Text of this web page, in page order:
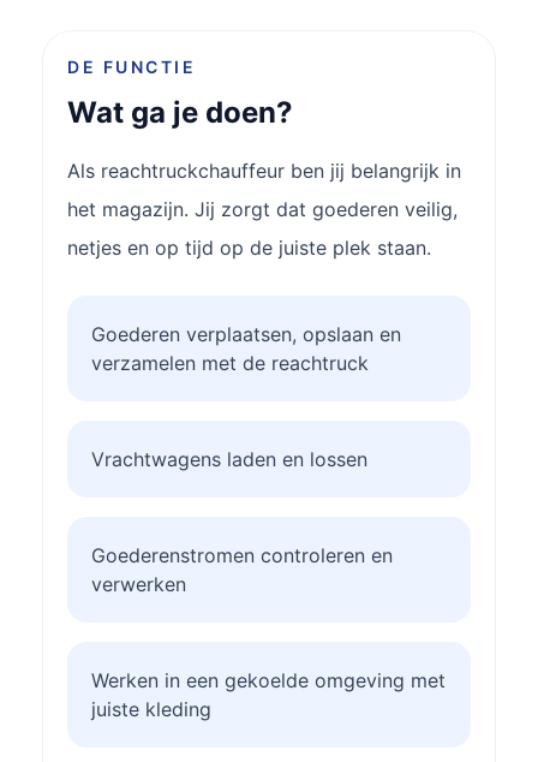
DE FUNCTIE
Wat ga je doen?
Als reachtruckchauffeur ben jij belangrijk in
het magazijn. Jij zorgt dat goederen veilig,
netjes en op tijd op de juiste plek staan.
Goederen verplaatsen, opslaan en
verzamelen met de reachtruck
Vrachtwagens laden en lossen
Goederenstromen controleren en
verwerken
Werken in een gekoelde omgeving met
juiste kleding